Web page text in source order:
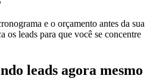
e o orçamento antes da sua
leads para que você se concentre
leads agora mesmo